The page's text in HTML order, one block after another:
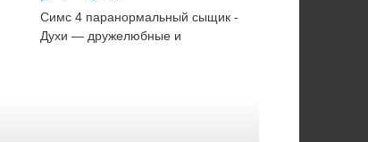
Симс 4 паранормальный сыщик -
Духи — дружелюбные и